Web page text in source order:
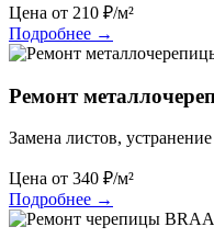
Цена от 210 ₽/м²
Подробнее →
Ремонт
Замена листов,
Цена от 340 ₽/м²
Подробнее →